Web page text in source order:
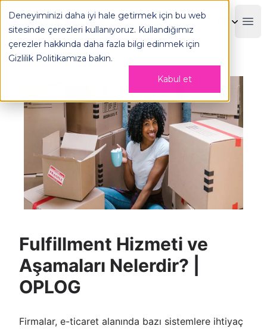
Deneyiminizi daha iyi hale getirmek için bu web
sitesinde çerezleri kullanıyoruz. Kullandığımız
çerezler hakkında daha fazla bilgi edinmek için
Gizlilik Politikamıza bakın.
Kabul et
OPLOG
Fulfillment Hizmeti ve
Aşamaları Nelerdir? |
OPLOG
Firmalar, e-ticaret alanında bazı sistemlere ihtiyaç